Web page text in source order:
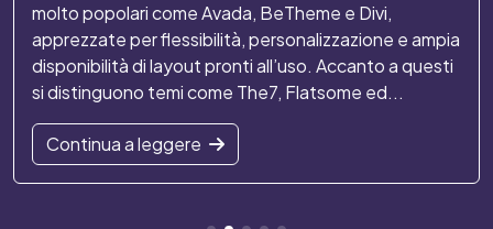
molto popolari come Avada, BeTheme e Divi,
apprezzate per flessibilità, personalizzazione e ampia
disponibilità di layout pronti all’uso. Accanto a questi
si distinguono temi come The7, Flatsome ed...
Continua a leggere